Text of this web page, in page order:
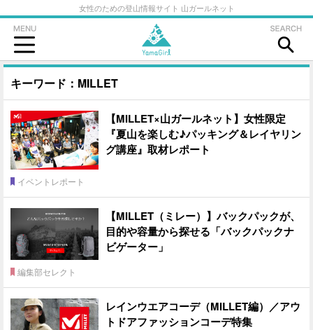
女性のための登山情報サイト 山ガールネット
キーワード：MILLET
【MILLET×山ガールネット】女性限定
『夏山を楽しむ♪パッキング＆レイヤリン
グ講座』取材レポート
イベントレポート
【MILLET（ミレー）】バックパックが、
目的や容量から探せる「バックパックナ
ビゲーター」
編集部セレクト
レインウエアコーデ（MILLET編）／アウ
トドアファッションコーデ特集